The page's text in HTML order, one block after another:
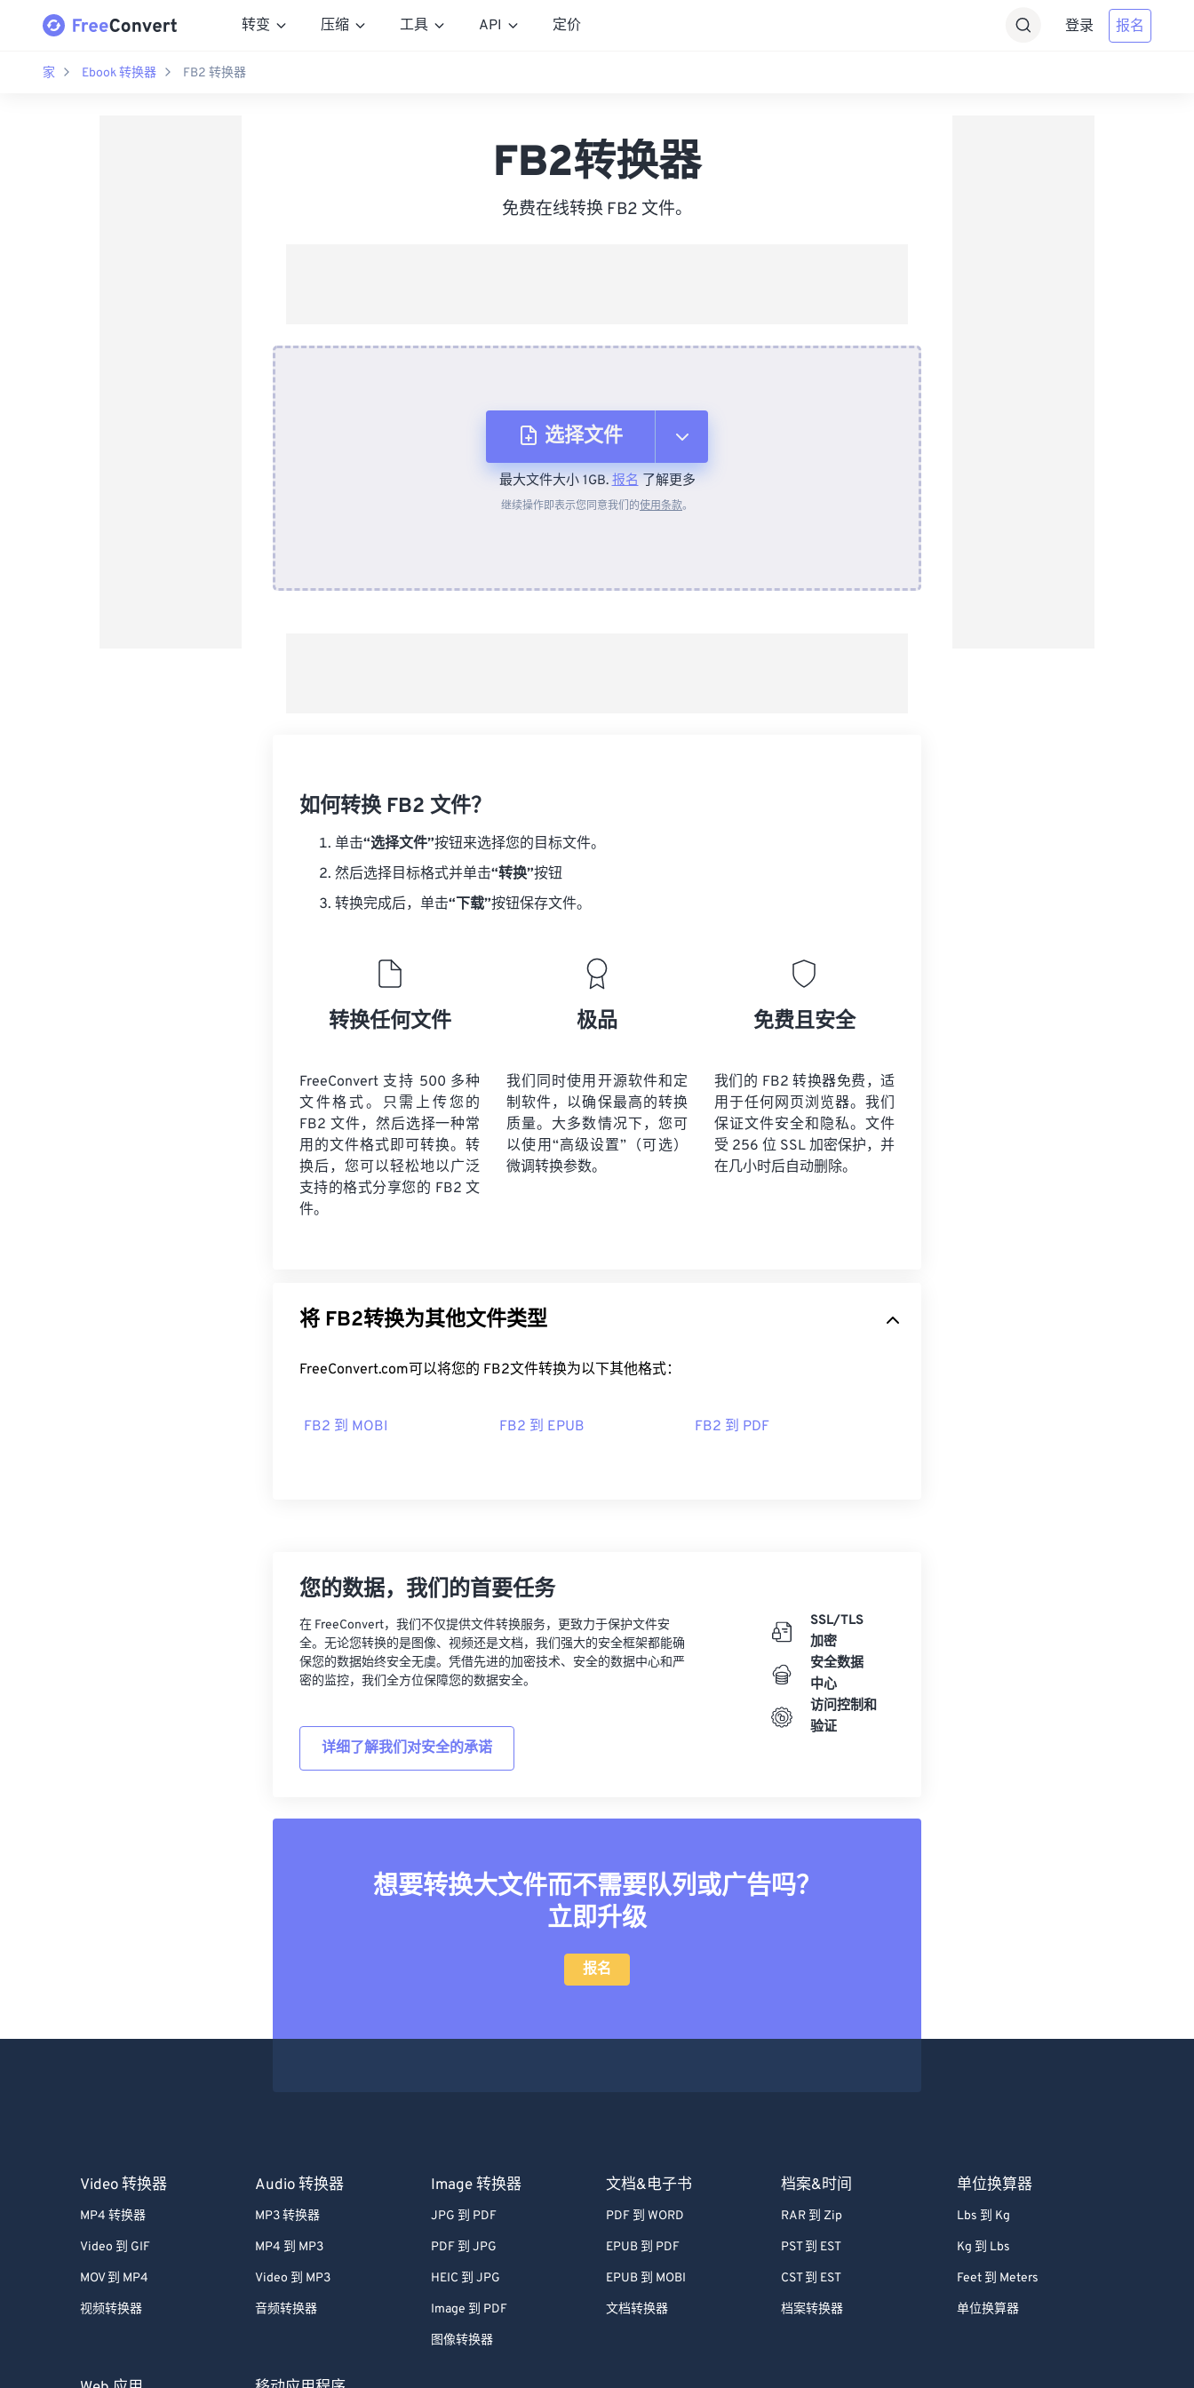
转变 压缩 工具 API 定价 登录 报名
家 Ebook 转换器 FB2 转换器
FB2转换器
免费在线转换 FB2 文件。
选择文件
从设备
最大文件大小 1GB.报名了解更多
继续操作即表示您同意我们的使用条款。
如何转换 FB2 文件？
单击“选择文件”按钮来选择您的目标文件。
然后选择目标格式并单击“转换”按钮
转换完成后，单击“下载”按钮保存文件。
转换任何文件
FreeConvert 支持 500 多种
文件格式。只需上传您的
FB2 文件，然后选择一种常
用的文件格式即可转换。转
换后，您可以轻松地以广泛
支持的格式分享您的 FB2 文
件。
极品
我们同时使用开源软件和定
制软件，以确保最高的转换
质量。大多数情况下，您可
以使用“高级设置”（可选）
微调转换参数。
免费且安全
我们的 FB2 转换器免费，适
用于任何网页浏览器。我们
保证文件安全和隐私。文件
受 256 位 SSL 加密保护，并
在几小时后自动删除。
将 FB2转换为其他文件类型
FreeConvert.com可以将您的 FB2文件转换为以下其他格式：
FB2 到 MOBI FB2 到 EPUB FB2 到 PDF
您的数据，我们的首要任务
在 FreeConvert，我们不仅提供文件转换服务，更致力于保护文件安
全。无论您转换的是图像、视频还是文档，我们强大的安全框架都能确
保您的数据始终安全无虞。凭借先进的加密技术、安全的数据中心和严
密的监控，我们全方位保障您的数据安全。
详细了解我们对安全的承诺
SSL/TLS
加密
安全数据
中心
访问控制和
验证
想要转换大文件而不需要队列或广告吗？
立即升级
报名
Video 转换器
MP4 转换器
Video 到 GIF
MOV 到 MP4
视频转换器
Audio 转换器
MP3 转换器
MP4 到 MP3
Video 到 MP3
音频转换器
Image 转换器
JPG 到 PDF
PDF 到 JPG
HEIC 到 JPG
Image 到 PDF
图像转换器
文档&电子书
PDF 到 WORD
EPUB 到 PDF
EPUB 到 MOBI
文档转换器
档案&时间
RAR 到 Zip
PST 到 EST
CST 到 EST
档案转换器
单位换算器
Lbs 到 Kg
Kg 到 Lbs
Feet 到 Meters
单位换算器